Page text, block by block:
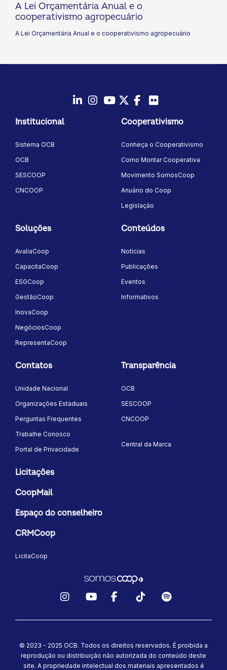
A Lei Orçamentária Anual e o
cooperativismo agropecuário
A Lei Orçamentária Anual e o cooperativismo agropecuário
Instagram
YoutubeTwitter/X
Facebook
Institucional
Sistema OCB
OCB
SESCOOP
CNCOOP
Cooperativismo
Conheça o Cooperativismo
Como Montar Cooperativa
Movimento SomosCoop
Anuário do Coop
Legislação
Soluções
AvaliaCoop
CapacitaCoop
ESGCoop
GestãoCoop
InovaCoop
NegóciosCoop
RepresentaCoop
Conteúdos
Notícias
Publicações
Eventos
Informativos
Contatos
Unidade Nacional
Organizações Estaduais
Perguntas Frequentes
Trabalhe Conosco
Portal de Privacidade
Transparência
OCB
SESCOOP
CNCOOP
Central da Marca
Licitações
CoopMail
Espaço do conselheiro
CRMCoop
LicitaCoop
© 2023 - 2025 OCB. Todos os direitos reservados. É proibida a
reprodução ou distribuição não autorizada do conteúdo deste
site. A propriedade intelectual dos materiais apresentados é